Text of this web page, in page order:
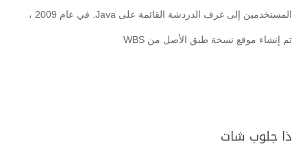
المستخدمين إلى غرف الدردشة القائمة على Java. في عام 2009 ،
تم إنشاء موقع نسخة طبق الأصل من WBS
ذا جلوب شات